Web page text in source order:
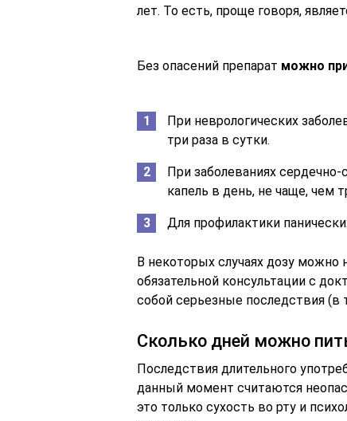
лет. То есть, проще говоря,
Без опасений препарат можно
При неврологических
три раза в сутки.
При заболеваниях
капель в день, не чаще, чем
Для профилактики
В некоторых случаях дозу можно
обязательной консультации с
собой серьезные последствия (в
Сколько дней можно
Последствия длительного
данный момент считаются
это только сухость во рту и